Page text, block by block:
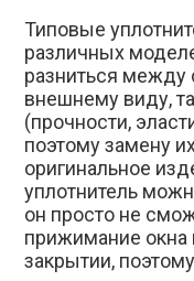
Типовые
различных
разниться между
внешнему виду,
(прочности,
поэтому замену
оригинальное
уплотнитель
он просто не
прижимание
закрытии,